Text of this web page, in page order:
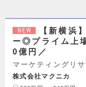
NEW
【新横浜
ー◎プライム上
0億円／
マーケティングリ
株式会社マクニカ